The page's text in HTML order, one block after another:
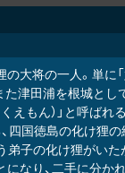
大将の一人。単に
た津田浦を根城とし
えもん）」と呼ばれ
四国徳島の化け狸の
弟子の化け狸がい
なり、二手に分か